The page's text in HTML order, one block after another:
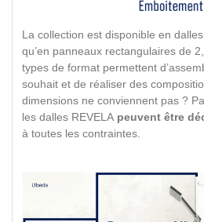
La collection est disponible en
qu’en panneaux rectangulaires de
types de format permettent
souhait et de réaliser des
dimensions ne conviennent pas ?
les dalles REVELA peuvent être
à toutes les contraintes.